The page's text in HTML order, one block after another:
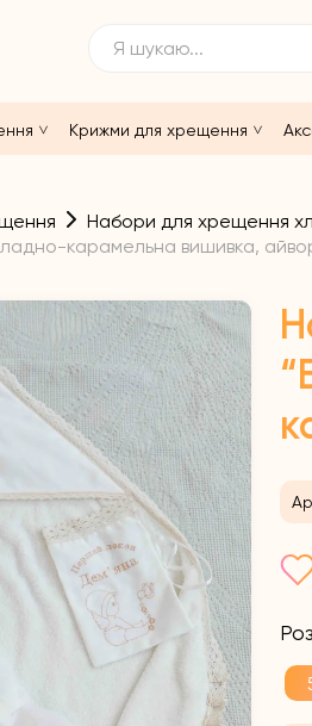
Крижми для хрещення
Набори для хрещення
карамельна вишивка,